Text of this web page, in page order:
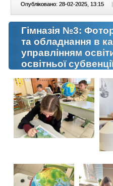
Опубліковано: 28-02-2025, 13:15 |
Гімназія №3:
та обладнання в
управлінням
освітньої